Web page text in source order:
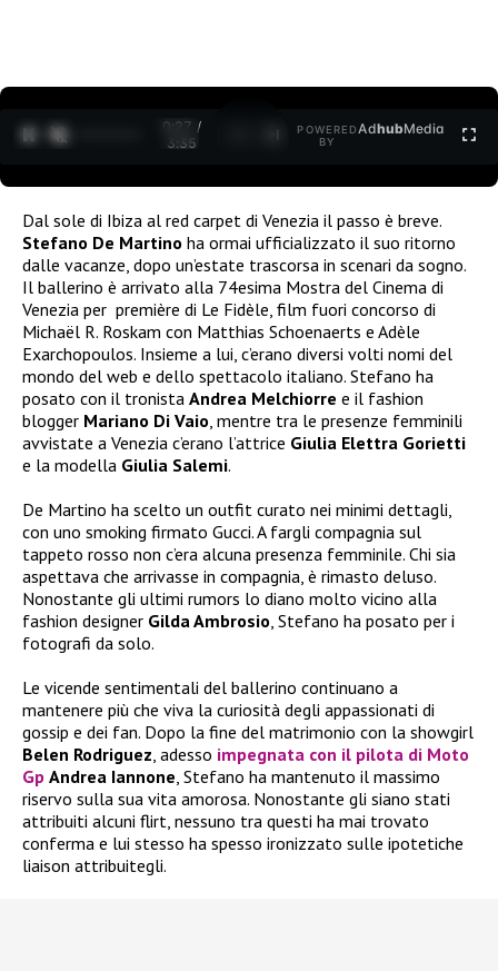
0:27 /
3:35
POWERED
BY
AdhubMedia
Dal sole di Ibiza al red carpet di Venezia il passo è breve.
Stefano De Martino ha ormai ufficializzato il suo ritorno
dalle vacanze, dopo un’estate trascorsa in scenari da sogno.
Il ballerino è arrivato alla 74esima Mostra del Cinema di
Venezia per première di Le Fidèle, film fuori concorso di
Michaël R. Roskam con Matthias Schoenaerts e Adèle
Exarchopoulos. Insieme a lui, c’erano diversi volti nomi del
mondo del web e dello spettacolo italiano. Stefano ha
posato con il tronista Andrea Melchiorre e il fashion
blogger Mariano Di Vaio , mentre tra le presenze femminili
avvistate a Venezia c’erano l’attrice Giulia Elettra Gorietti
e la modella Giulia Salemi.
De Martino ha scelto un outfit curato nei minimi dettagli,
con uno smoking firmato Gucci. A fargli compagnia sul
tappeto rosso non c’era alcuna presenza femminile. Chi sia
aspettava che arrivasse in compagnia, è rimasto deluso.
Nonostante gli ultimi rumors lo diano molto vicino alla
fashion designer Gilda Ambrosio , Stefano ha posato per i
fotografi da solo.
Le vicende sentimentali del ballerino continuano a
mantenere più che viva la curiosità degli appassionati di
gossip e dei fan. Dopo la fine del matrimonio con la showgirl
Belen Rodriguez , adesso impegnata con il pilota di Moto
Gp Andrea Iannone , Stefano ha mantenuto il massimo
riservo sulla sua vita amorosa. Nonostante gli siano stati
attribuiti alcuni flirt, nessuno tra questi ha mai trovato
conferma e lui stesso ha spesso ironizzato sulle ipotetiche
liaison attribuitegli.